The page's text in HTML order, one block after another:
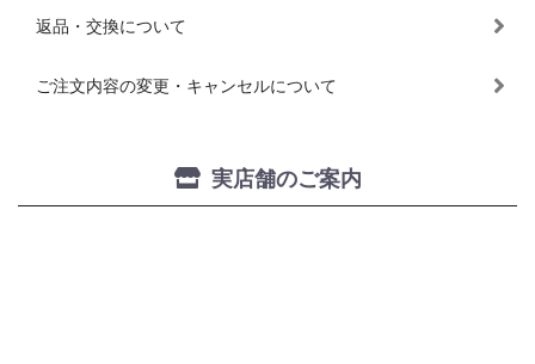
返品・交換について
ご注文内容の変更・キャンセルについて
実店舗のご案内